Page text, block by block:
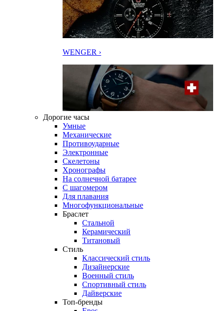
WENGER ›
Дорогие часы
Умные
Механические
Противоударные
Электронные
Скелетоны
Хронографы
На солнечной батарее
С шагомером
Для плавания
Многофункциональные
Браслет
Стальной
Керамический
Титановый
Стиль
Классический стиль
Дизайнерские
Военный стиль
Спортивный стиль
Дайверские
Топ-бренды